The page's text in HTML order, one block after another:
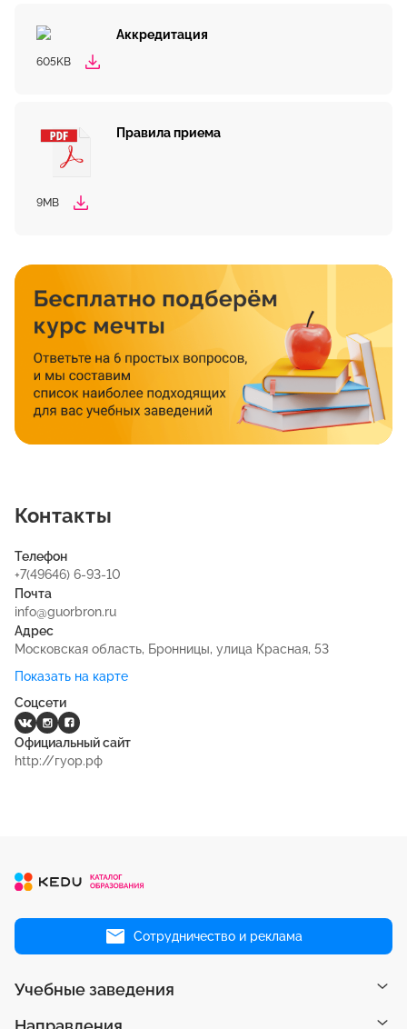
Аккредитация
605KB
Правила приема
9MB
Контакты
Телефон
+7(49646) 6-93-10
Почта
info@guorbron.ru
Адрес
Московская область, Бронницы, улица Красная, 53
Показать на карте
Соцсети
Официальный сайт
http://гуор.рф
Сотрудничество и реклама
Учебные заведения